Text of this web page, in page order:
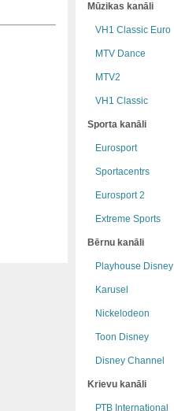
Mūzikas kanāli
VH1 Classic Euro
MTV Dance
MTV2
VH1 Classic
Sporta kanāli
Eurosport
Sportacentrs
Eurosport 2
Extreme Sports
Bērnu kanāli
Playhouse Disney
Karusel
Nickelodeon
Toon Disney
Disney Channel
Krievu kanāli
РТB International